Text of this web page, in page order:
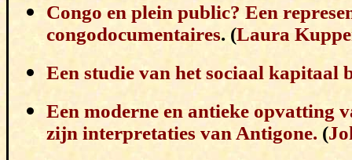
Congo en plein public? Een
congodocumentaires. (Laura
Een studie van het sociaal kapitaal
Een moderne en antieke opvatting
zijn interpretaties van Antigone. (